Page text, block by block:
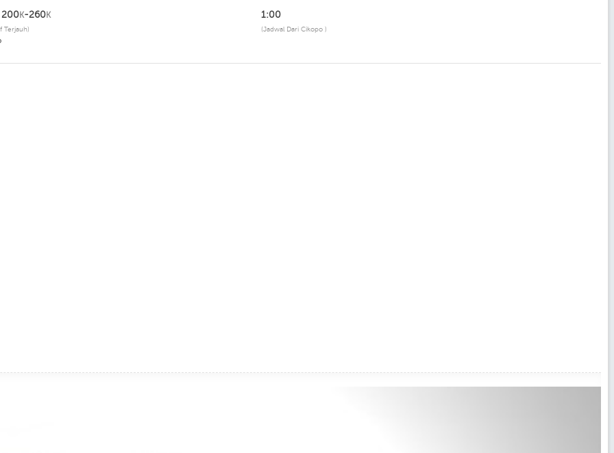
200K-260K
Terjauh)
1:00
(Jadwal Dari Cikopo )